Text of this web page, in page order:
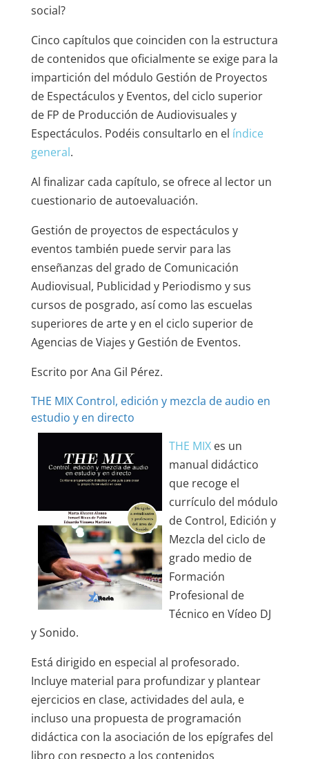
social?
Cinco capítulos que coinciden con la estructura
de contenidos que oficialmente se exige para la
impartición del módulo Gestión de Proyectos
de Espectáculos y Eventos, del ciclo superior
de FP de Producción de Audiovisuales y
Espectáculos. Podéis consultarlo en el índice
general.
Al finalizar cada capítulo, se ofrece al lector un
cuestionario de autoevaluación.
Gestión de proyectos de espectáculos y
eventos también puede servir para las
enseñanzas del grado de Comunicación
Audiovisual, Publicidad y Periodismo y sus
cursos de posgrado, así como las escuelas
superiores de arte y en el ciclo superior de
Agencias de Viajes y Gestión de Eventos.
Escrito por Ana Gil Pérez.
THE MIX Control, edición y mezcla de audio en
estudio y en directo
THE MIX es un
manual didáctico
que recoge el
currículo del módulo
de Control, Edición y
Mezcla del ciclo de
grado medio de
Formación
Profesional de
Técnico en Vídeo DJ
y Sonido.
Está dirigido en especial al profesorado.
Incluye material para profundizar y plantear
ejercicios en clase, actividades del aula, e
incluso una propuesta de programación
didáctica con la asociación de los epígrafes del
libro con respecto a los contenidos